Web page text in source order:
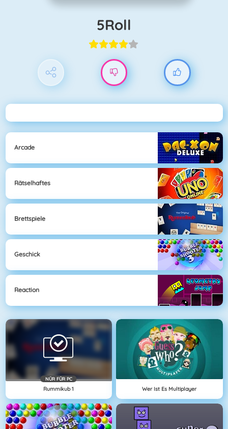
5Roll
Arcade
Rätselhaftes
Brettspiele
Geschick
Reaction
NÜR FÜR PC
Rummikub 1 Wer Ist Es Multiplayer